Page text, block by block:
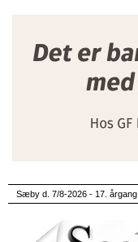
Sæby d. 7/8-2026 - 17. årgang